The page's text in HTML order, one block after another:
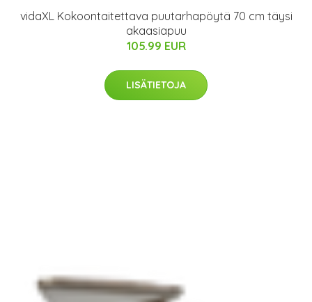
vidaXL Kokoontaitettava puutarhapöytä 70 cm täysi
akaasiapuu
105.99 EUR
LISÄTIETOJA